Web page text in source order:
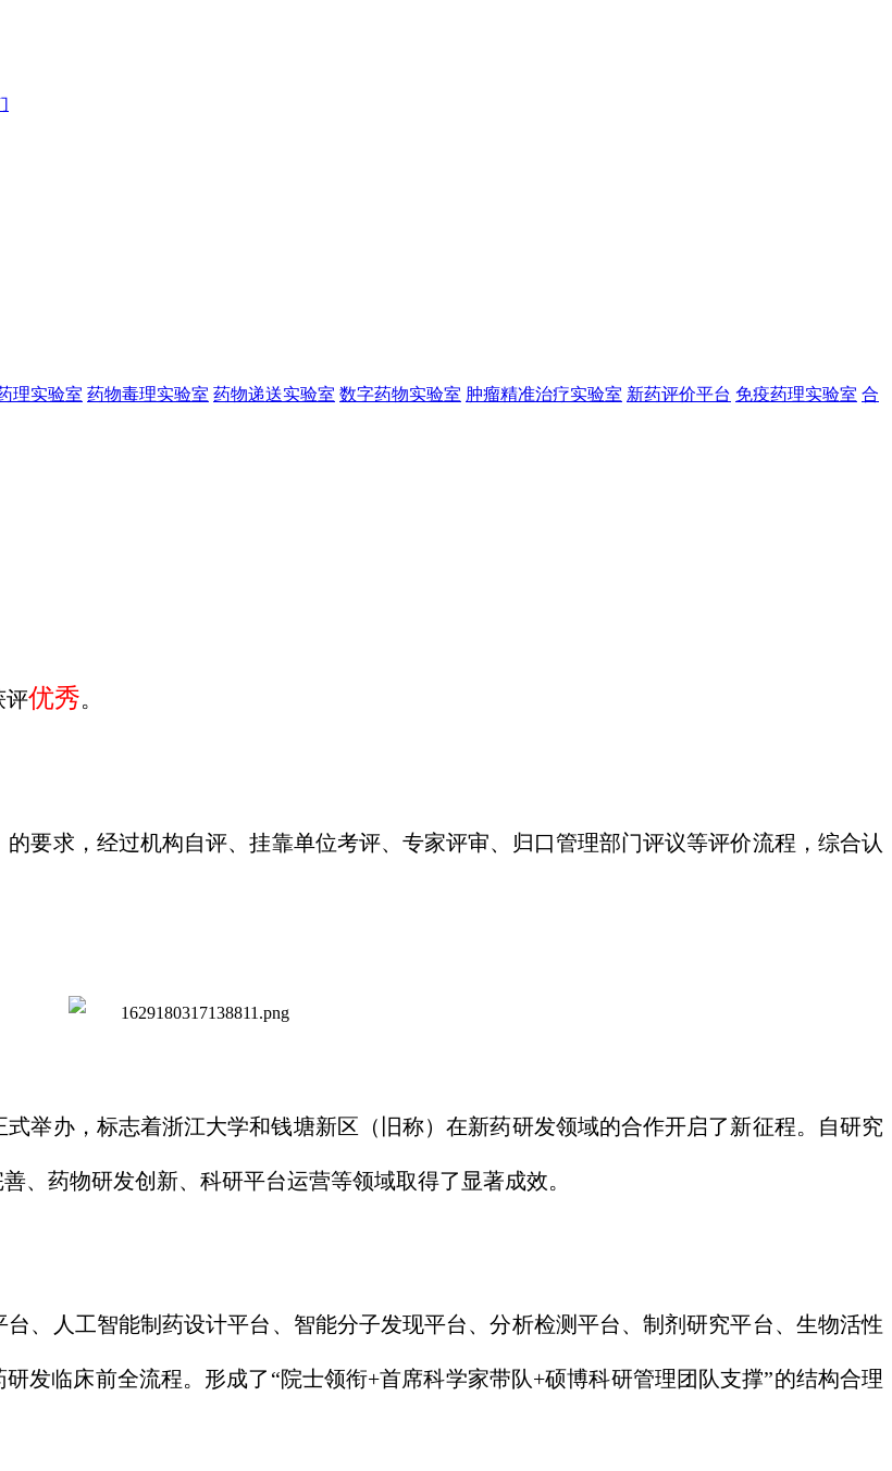
理实验室 药物毒理实验室 药物递送实验室 数字药物实验室 肿瘤精准治疗实验室 新药评价平台 免疫药理实验室 合
评优秀。
要求，经过机构自评、挂靠单位考评、专家评审、归口管理部门评议等评价流程，综合认
举办，标志着浙江大学和钱塘新区（旧称）在新药研发领域的合作开启了新征程。自研究
、药物研发创新、科研平台运营等领域取得了显著成效。
、人工智能制药设计平台、智能分子发现平台、分析检测平台、制剂研究平台、生物活性
发临床前全流程。形成了“院士领衔+首席科学家带队+硕博科研管理团队支撑”的结构合理